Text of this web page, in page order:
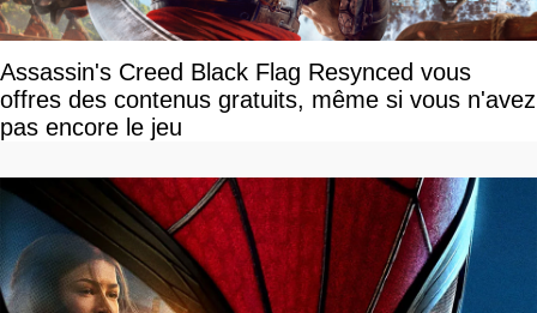
Assassin's Creed Black Flag Resynced vous
offres des contenus gratuits, même si vous n'avez
pas encore le jeu